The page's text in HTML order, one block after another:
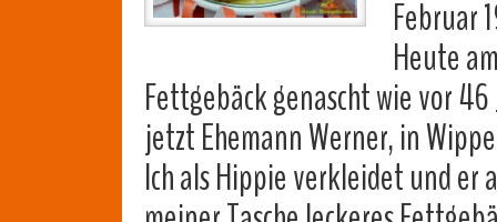
Februar
Heute
Fettgebäck genascht wie vor
jetzt Ehemann Werner, in
Ich als Hippie verkleidet und er